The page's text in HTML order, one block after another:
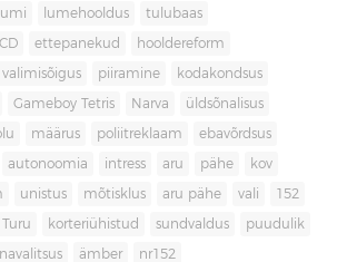
lumi lumehooldus tulubaas
ettepanekud hooldereform
valimisõigus piiramine kodakondsus
Gameboy Tetris Narva üldsõnalisus
määrus poliitreklaam ebavõrdsus
autonoomia intress aru pähe kov
unistus mõtisklus aru pähe vali 152
Turu korteriühistud sundvaldus puudulik
ämber nr152